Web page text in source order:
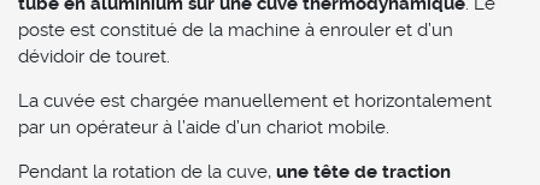
poste est constitué de la machine à enrouler et d’un
dévidoir de touret.
La cuvée est chargée manuellement et horizontalement
par un opérateur à l’aide d’un chariot mobile.
Pendant la rotation de la cuve, une tête de traction